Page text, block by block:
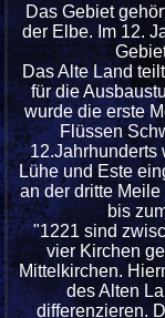
Das Gebiet
der Elbe. Im 12.
Das Alte Land
für die
wurde die erste
Flüssen
12.Jahrhunderts
Lühe und Este
an der dritte
bis
"1221 sind
vier Kirchen
Mittelkirchen.
des Alten
differenzieren.